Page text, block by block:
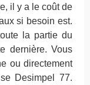
il y a le coût de
si besoin est.
la partie du
dernière. Vous
ou directement
Desimpel 77.